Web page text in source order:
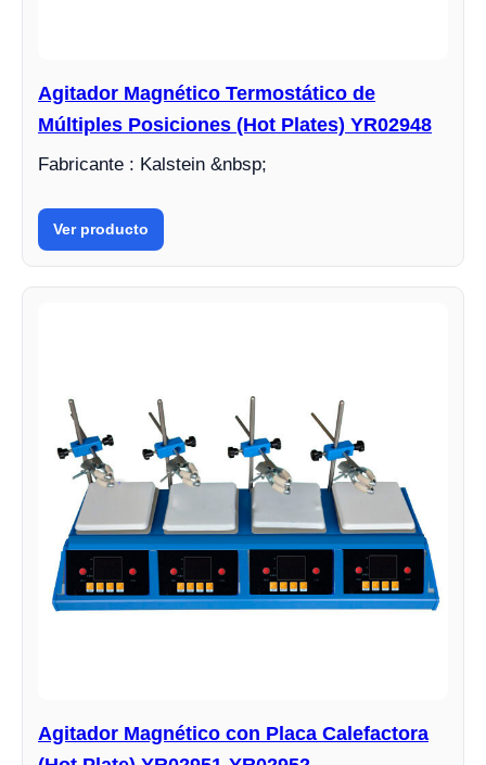
Agitador Magnético Termostático de
Múltiples Posiciones (Hot Plates) YR02948
Fabricante : Kalstein &nbsp;
Ver producto
Agitador Magnético con Placa Calefactora